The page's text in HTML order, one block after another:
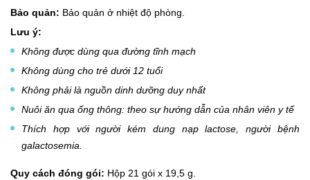
Bảo quản: Bảo quản ở nhiệt độ phòng.
Lưu ý:
Không được dùng qua đường tĩnh mạch
Không dùng cho trẻ dưới 12 tuổi
Không phải là nguồn dinh dưỡng duy nhất
Nuôi ăn qua ống thông: theo sự hướng dẫn của nhân viên y tế
Thích hợp với người kém dung nạp lactose, người bệnh
galactosemia
Quy cách đóng gói: Hộp 21 gói x 19,5 g.